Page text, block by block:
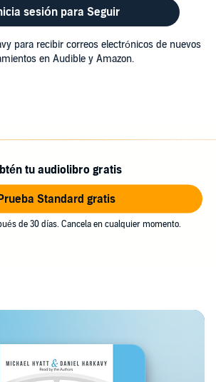
sesión para Seguir
para recibir correos electrónicos de nuevos
en Audible y Amazon.
tu audiolibro gratis
Standard gratis
de 30 días. Cancela en cualquier momento.